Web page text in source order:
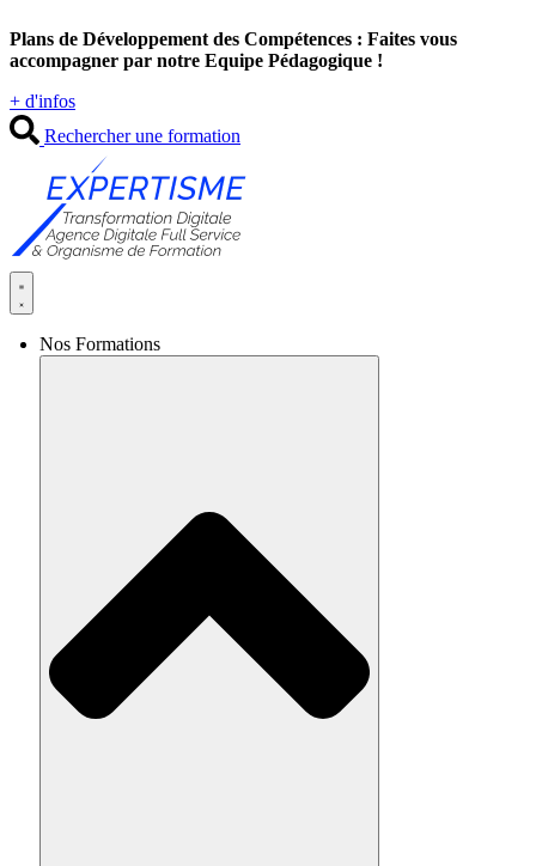
au
contenu
Plans de Développement des Compétences : Faites vous
accompagner par notre Equipe Pédagogique !
+ d'infos
Rechercher une formation
Nos Formations